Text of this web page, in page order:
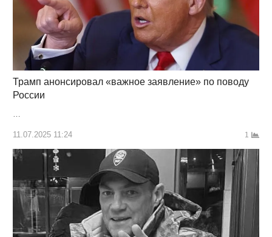
Трамп анонсировал «важное заявление» по поводу
России
11.07.2025 11:24 1